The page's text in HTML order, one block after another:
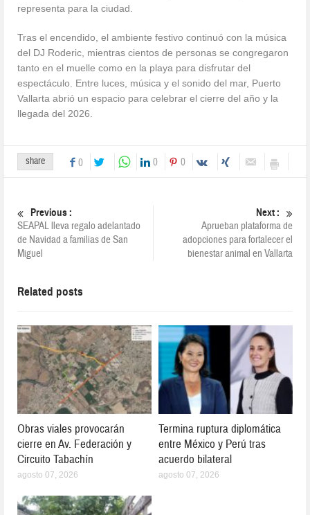
representa para la ciudad.
Tras el encendido, el ambiente festivo continuó con la música
del DJ Roderic, mientras cientos de personas se congregaron
tanto en el muelle como en la playa para disfrutar del
espectáculo. Entre luces, música y el sonido del mar, Puerto
Vallarta abrió un espacio para celebrar el cierre del año y la
llegada del 2026.
share 0 0 0
Previous :
SEAPAL lleva regalo adelantado
de Navidad a familias de San
Miguel
Next :
Aprueban plataforma de
adopciones para fortalecer el
bienestar animal en Vallarta
Related posts
Obras viales provocarán
cierre en Av. Federación y
Circuito Tabachín
agosto 07, 2026
Termina ruptura diplomática
entre México y Perú tras
acuerdo bilateral
agosto 07, 2026